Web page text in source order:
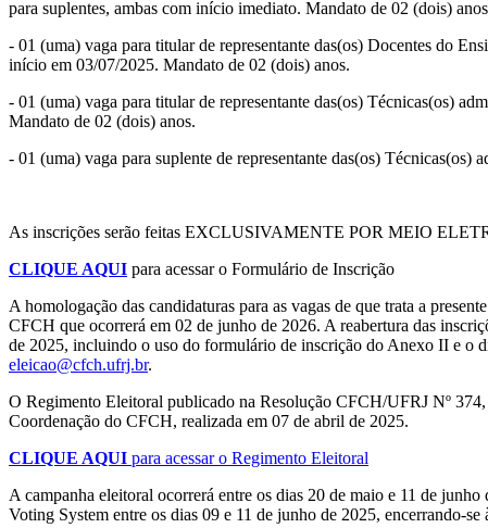
para suplentes, ambas com início imediato. Mandato de 02 (dois)
- 01 (uma) vaga para titular de representante das(os) Docentes do
início em 03/07/2025. Mandato de 02 (dois) anos.
- 01 (uma) vaga para titular de representante das(os) Técnicas(os)
Mandato de 02 (dois) anos.
- 01 (uma) vaga para suplente de representante das(os)
As inscrições serão feitas EXCLUSIVAMENTE POR MEIO
CLIQUE AQUI para acessar o Formulário de Inscrição
A homologação das candidaturas para as vagas de que trata a
CFCH que ocorrerá em 02 de junho de 2026. A reabertura das
de 2025, incluindo o uso do formulário de inscrição do Anexo II e o
eleicao@cfch.ufrj.br.
O Regimento Eleitoral publicado na Resolução CFCH/UFRJ Nº
Coordenação do CFCH, realizada em 07 de abril de 2025.
CLIQUE AQUI para acessar o Regimento Eleitoral
A campanha eleitoral ocorrerá entre os dias 20 de maio e 11 de
Voting System entre os dias 09 e 11 de junho de 2025, encerrando-